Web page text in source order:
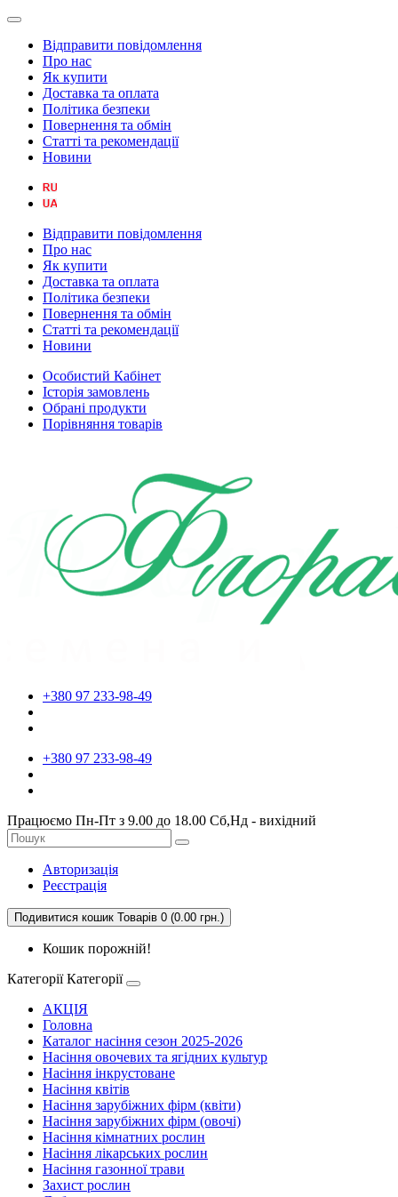
Відправити повідомлення
Про нас
Як купити
Доставка та оплата
Політика безпеки
Повернення та обмін
Статті та рекомендації
Новини
Відправити повідомлення
Про нас
Як купити
Доставка та оплата
Політика безпеки
Повернення та обмін
Статті та рекомендації
Новини
Особистий Кабінет
Історія замовлень
Обрані продукти
Порівняння товарів
+380 97 233-98-49
+380 97 233-98-49
Працюємо Пн-Пт з 9.00 до 18.00 Сб,Нд - вихідний
Авторизація
Реєстрація
Подивитися кошик Товарів 0 (0.00 грн.)
Кошик порожній!
Категорії Категорії
АКЦІЯ
Головна
Каталог насіння сезон 2025-2026
Насіння овочевих та ягідних культур
Насіння інкрустоване
Насіння квітів
Насіння зарубіжних фірм (квіти)
Насіння зарубіжних фірм (овочі)
Насіння кімнатних рослин
Насіння лікарських рослин
Насіння газонної трави
Захист рослин